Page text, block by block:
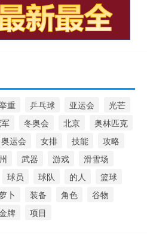
重 乒乓球 亚运会
光芒
冬奥会 北京
奥林匹克
奥运会 女排 技能
攻略
武器 游戏
滑雪场
球员 球队 的人
篮球
卜 装备 角色
谷物
牌 项目